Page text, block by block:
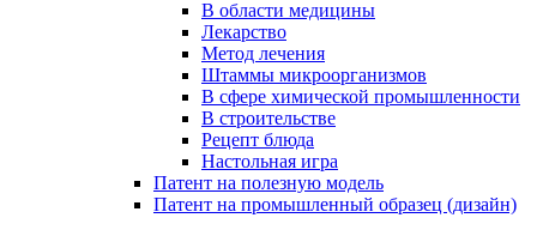
В области медицины
Лекарство
Метод лечения
Штаммы микроорганизмов
В сфере химической промышленности
В строительстве
Рецепт блюда
Настольная игра
Патент на полезную модель
Патент на промышленный образец (дизайн)